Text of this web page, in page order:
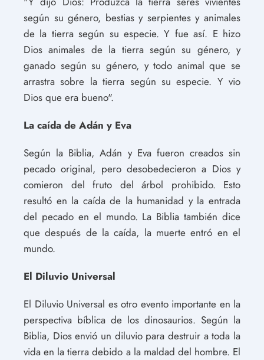
según su género, bestias y serpientes y animales
de la tierra según su especie. Y fue así. E hizo
Dios animales de la tierra según su género, y
ganado según su género, y todo animal que se
arrastra sobre la tierra según su especie. Y vio
Dios que era bueno".
La caída de Adán y Eva
Según la Biblia, Adán y Eva fueron creados sin
pecado original, pero desobedecieron a Dios y
comieron del fruto del árbol prohibido. Esto
resultó en la caída de la humanidad y la entrada
del pecado en el mundo. La Biblia también dice
que después de la caída, la muerte entró en el
mundo.
El Diluvio Universal
El Diluvio Universal es otro evento importante en la
perspectiva bíblica de los dinosaurios. Según la
Biblia, Dios envió un diluvio para destruir a toda la
vida en la tierra debido a la maldad del hombre. El